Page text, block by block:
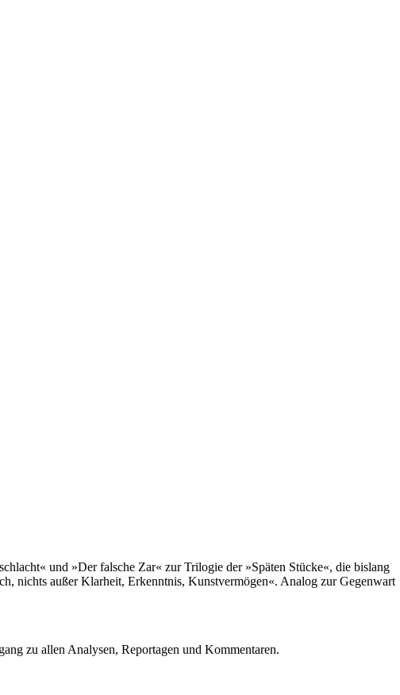
und »Der falsche Zar« zur Trilogie der »Späten Stücke«, die bislang
nichts außer Klarheit, Erkenntnis, Kunstvermögen«. Analog zur Gegenwart
zu allen Analysen, Reportagen und Kommentaren.